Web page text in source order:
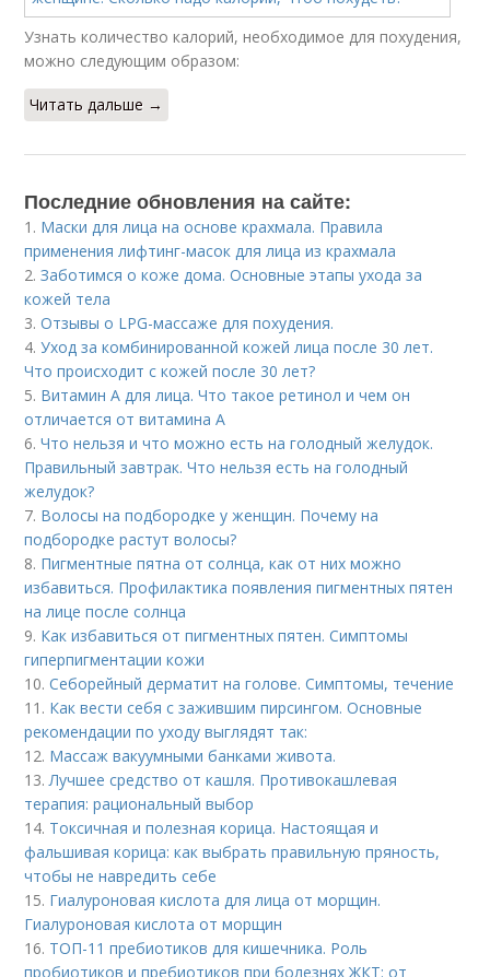
Узнать количество калорий, необходимое для похудения,
можно следующим образом:
Читать дальше →
Последние обновления на сайте:
1. Маски для лица на основе крахмала. Правила
применения лифтинг-масок для лица из крахмала
2.Заботимся о коже дома. Основные этапы ухода за
кожей тела
3.Отзывы о LPG-массаже для похудения.
4.Уход за комбинированной кожей лица после 30 лет.
Что происходит с кожей после 30 лет?
5. Витамин A для лица. Что такое ретинол и чем он
отличается от витамина А
6.Что нельзя и что можно есть на голодный желудок.
Правильный завтрак. Что нельзя есть на голодный
желудок?
7. Волосы на подбородке у женщин. Почему на
подбородке растут волосы?
8. Пигментные пятна от солнца, как от них можно
избавиться. Профилактика появления пигментных пятен
на лице после солнца
9. Как избавиться от пигментных пятен. Симптомы
гиперпигментации кожи
10.Себорейный дерматит на голове. Cимптомы, течение
11. Как вести себя с зажившим пирсингом. Основные
рекомендации по уходу выглядят так:
12. Массаж вакуумными банками живота.
13.Лучшее средство от кашля. Противокашлевая
терапия: рациональный выбор
14. Токсичная и полезная корица. Настоящая и
фальшивая корица: как выбрать правильную пряность,
чтобы не навредить себе
15. Гиалуроновая кислота для лица от морщин.
Гиалуроновая кислота от морщин
16. ТОП-11 пребиотиков для кишечника. Роль
пробиотиков и пребиотиков при болезнях ЖКТ: от